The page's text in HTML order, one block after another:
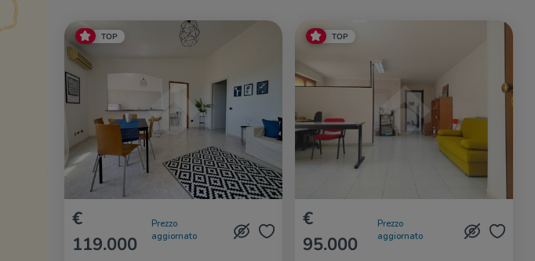
TOP
€
119.000
Prezzo
aggiornato
TOP
€
95.000
Prezzo
aggiornato